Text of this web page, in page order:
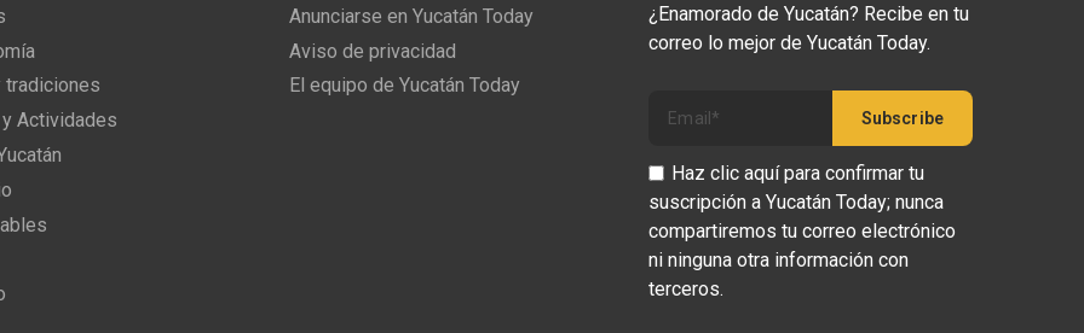
tradiciones
Actividades
Anunciarse en Yucatán Today
Aviso de privacidad
El equipo de Yucatán Today
¿Enamorado de Yucatán? Recibe en tu
correo lo mejor de Yucatán Today.
Haz clic aquí para confirmar tu
suscripción a Yucatán Today; nunca
compartiremos tu correo electrónico
ni ninguna otra información con
terceros.